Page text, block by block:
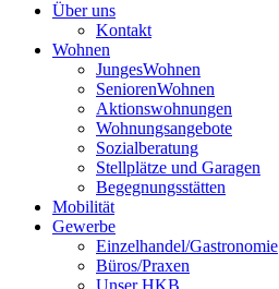
Über uns
Kontakt
Wohnen
JungesWohnen
SeniorenWohnen
Aktionswohnungen
Wohnungsangebote
Sozialberatung
Stellplätze und Garagen
Begegnungsstätten
Mobilität
Gewerbe
Einzelhandel/Gastronomie
Büros/Praxen
Unser HKB